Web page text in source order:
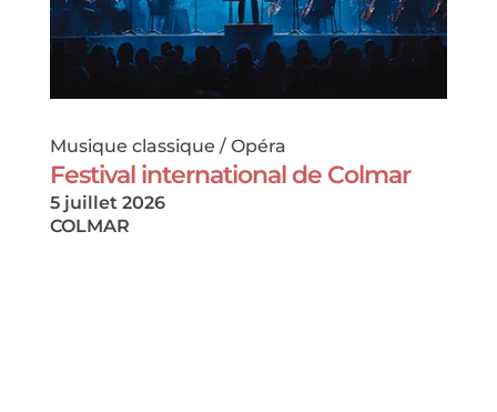
Musique classique / Opéra
Festival international de Colmar
5 juillet 2026
COLMAR